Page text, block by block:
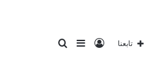
إضافةتسجيل تابعنا